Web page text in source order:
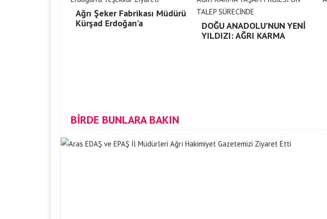
Ağrı Şeker Fabrikası Müdürü
Kürşad Erdoğan’a
DOĞU ANADOLU’NUN YENİ
YILDIZI: AĞRI KARMA
BİRDE BUNLARA BAKIN